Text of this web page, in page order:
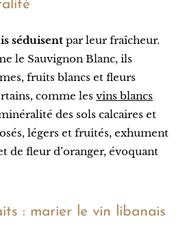
séduisent par leur fraîcheur.
le Sauvignon Blanc, ils
fruits blancs et fleurs
comme les vins blancs
des sols calcaires et
légers et fruités, exhument
de fleur d’oranger, évoquant
: marier le vin libanais